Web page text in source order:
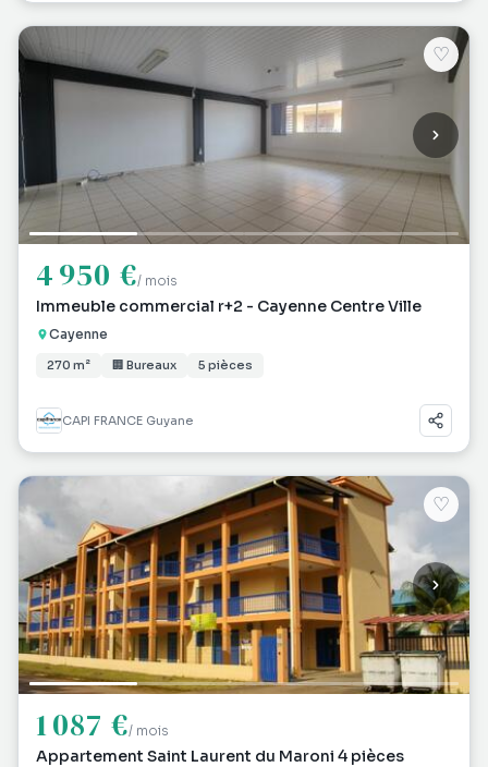
♡
4 950 €/ mois
Immeuble commercial r+2 - Cayenne Centre Ville
Cayenne
270 m² 🏢 Bureaux 5 pièces
CAPI FRANCE Guyane
♡
1 087 €/ mois
Appartement Saint Laurent du Maroni 4 pièces